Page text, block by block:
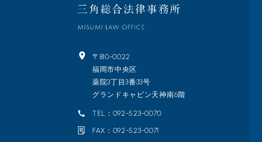
〒810-0022
福岡市中央区
薬院3丁目3番33号
グランドキャビン天神南6階
TEL：092-523-0070
FAX：092-523-0071